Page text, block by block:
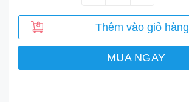
Thêm vào giỏ hàng
MUA NGAY